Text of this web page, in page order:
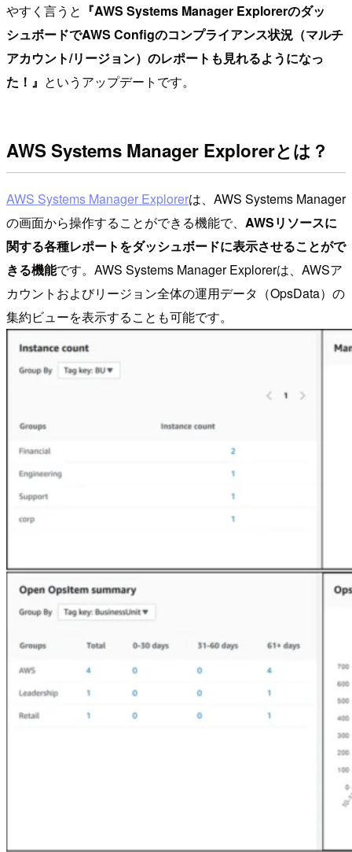
やすく言うと 『AWS Systems Manager Explorerのダッ
シュボードでAWS Configのコンプライアンス状況（マルチ
アカウント/リージョン）のレポートも見れるようになっ
た！』 というアップデートです。
AWS Systems Manager Explorerとは？
AWS Systems Manager Explorerは、AWS Systems Manager
の画面から操作することができる機能で、 AWSリソースに
関する各種レポートをダッシュボードに表示させることがで
きる機能です。AWS Systems Manager Explorerは、AWSア
カウントおよびリージョン全体の運用データ（OpsData）の
集約ビューを表示することも可能です。